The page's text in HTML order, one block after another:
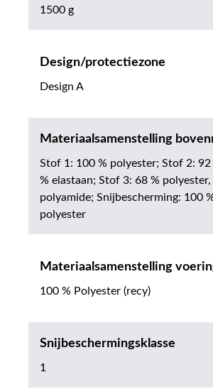
1500 g
Design/protectiezone
Design A
Materiaalsamenstelling
Stof 1: 100 % polyester; Stof 2: 92
% elastaan; Stof 3: 68 % polyester,
polyamide; Snijbescherming: 100
polyester
Materiaalsamenstelling
100 % Polyester (recy)
Snijbeschermingsklasse
1